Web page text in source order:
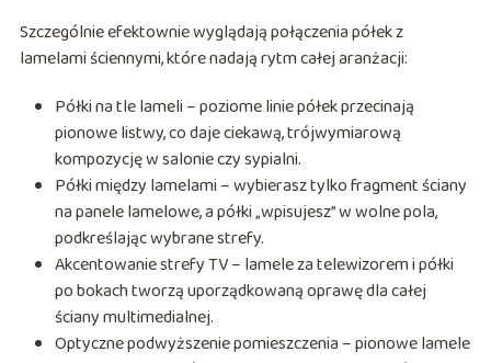
Szczególnie efektownie wyglądają połączenia półek z
lamelami ściennymi, które nadają rytm całej aranżacji:
Półki na tle lameli – poziome linie półek przecinają
pionowe listwy, co daje ciekawą, trójwymiarową
kompozycję w salonie czy sypialni.
Półki między lamelami – wybierasz tylko fragment ściany
na panele lamelowe, a półki „wpisujesz” w wolne pola,
podkreślając wybrane strefy.
Akcentowanie strefy TV – lamele za telewizorem i półki
po bokach tworzą uporządkowaną oprawę dla całej
ściany multimedialnej.
Optyczne podwyższenie pomieszczenia – pionowe lamele